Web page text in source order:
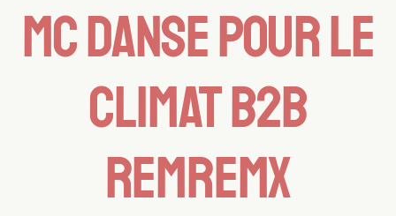
MC DANSE POUR LE
CLIMAT B2B
REMREMX